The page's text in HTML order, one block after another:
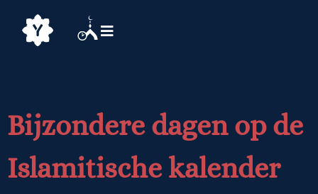
Bijzondere dagen op de
Islamitische kalender